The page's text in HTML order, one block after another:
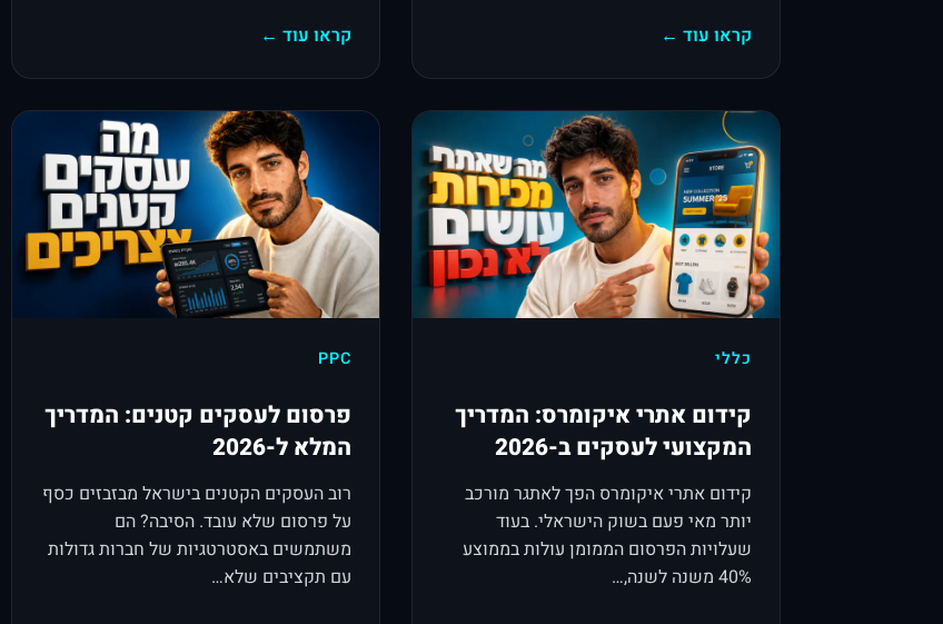
קראו עוד ←
קראו עוד ←
כללי
קידום אתרי איקומרס: המדריך
המקצועי לעסקים ב-2026
קידום אתרי איקומרס הפך לאתגר מורכב
יותר מאי פעם בשוק הישראלי. בעוד
שעלויות הפרסום הממומן עולות בממוצע
40% משנה לשנה,…
PPC
פרסום לעסקים קטנים: המדריך
המלא ל-2026
רוב העסקים הקטנים בישראל מבזבזים כסף
על פרסום שלא עובד. הסיבה? הם
משתמשים באסטרטגיות של חברות גדולות
עם תקציבים שלא…